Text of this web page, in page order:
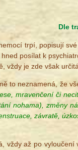
Dle
trpí, popisují
posílat k
vždy je zde však
to neznamená, že
mravenčení či
nohama), změny
závratě,
vždy až po